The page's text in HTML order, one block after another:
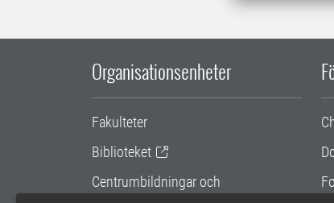
Organisationsenheter
Fakulteter
Biblioteket
Centrumbildningar och